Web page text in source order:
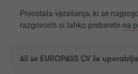
Preostala vprašanja, ki se
razgovorih si lahko preberete na
Ali se EUROPASS CV še